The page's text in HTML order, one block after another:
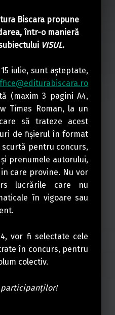
Biscara propune
într-o manieră
VISUL.
iulie, sunt așteptate,
(maxim 3 pagini A4,
Times Roman, la un
să trateze acest
de fișierul în format
pentru concurs,
prenumele autorului,
care provine. Nu vor
lucrările care nu
în vigoare sau
vor fi selectate cele
în concurs, pentru
colectiv.
participanților!